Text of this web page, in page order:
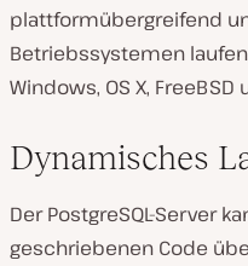
plattformübergreifend
Betriebssystemen
Windows, OS X, FreeBSD
Dynamisches
Der PostgreSQL-Server
geschriebenen Code